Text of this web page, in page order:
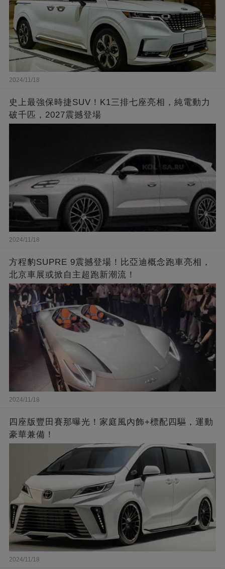
2024/11/18
史上最強保時捷SUV！K1三排七座亮相，純電動力
破千匹，2027震撼登場
2024/11/18
方程豹SUPRE 9震撼登場！比亞迪概念跑車亮相，
北京車展或掀自主超跑新潮流！
2024/11/18
四座版豐田賽那曝光！家庭風內飾+標配四驅，運動
豪華兼備！
2024/11/18